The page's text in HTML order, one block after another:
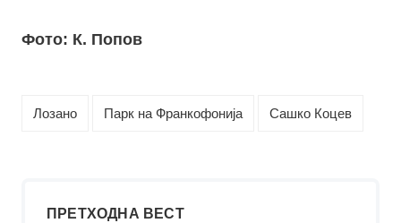
Фото: К. Попов
Лозано Парк на Франкофонија Сашко Коцев
ПРЕТХОДНА ВЕСТ